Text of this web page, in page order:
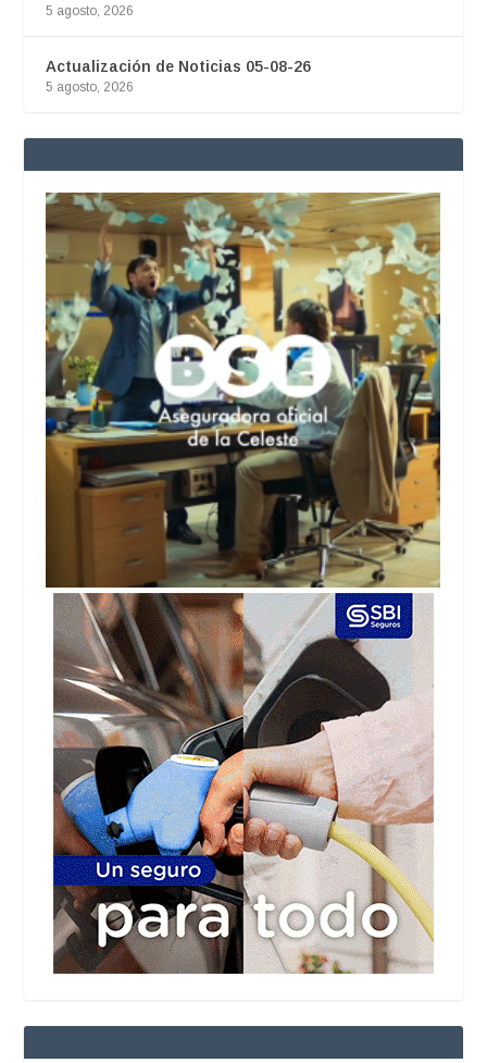
5 agosto, 2026
Actualización de Noticias 05-08-26
5 agosto, 2026